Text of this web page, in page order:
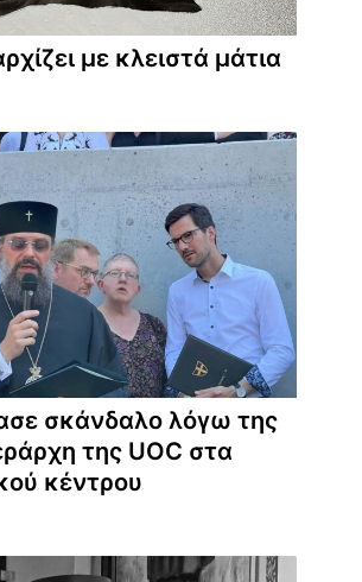
με κλειστά μάτια
σκάνδαλο λόγω της
της UOC στα
κέντρου